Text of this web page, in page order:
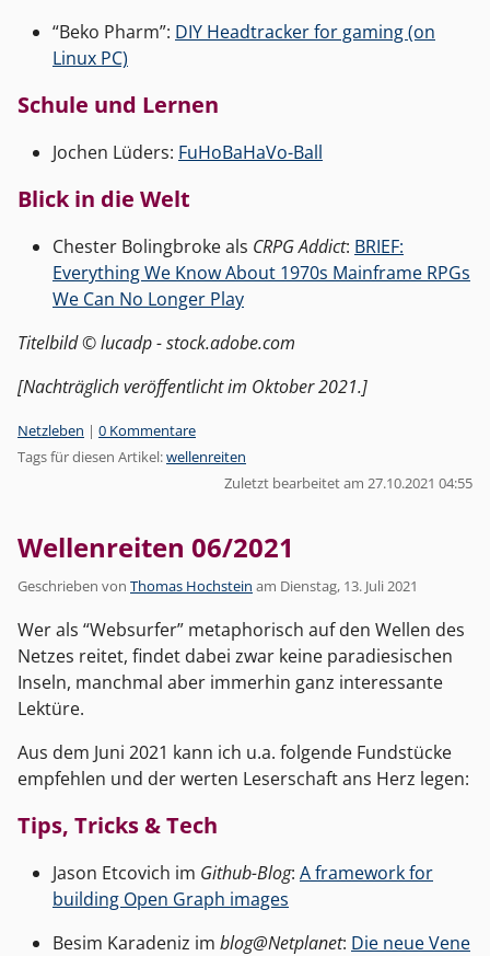
“Beko Pharm”: DIY Headtracker for gaming (on
Linux PC)
Schule und Lernen
Jochen Lüders: FuHoBaHaVo-Ball
Blick in die Welt
Chester Bolingbroke als CRPG Addict: BRIEF:
Everything We Know About 1970s Mainframe RPGs
We Can No Longer Play
Titelbild © lucadp - stock.adobe.com
[Nachträglich veröffentlicht im Oktober 2021.]
Kategorien:
Netzleben | 0 Kommentare
Tags für diesen Artikel:wellenreiten
Zuletzt bearbeitet am 27.10.2021 04:55
Wellenreiten 06/2021
Geschrieben von Thomas Hochstein am Dienstag, 13. Juli 2021
Wer als “Websurfer” metaphorisch auf den Wellen des
Netzes reitet, findet dabei zwar keine paradiesischen
Inseln, manchmal aber immerhin ganz interessante
Lektüre.
Aus dem Juni 2021 kann ich u.a. folgende Fundstücke
empfehlen und der werten Leserschaft ans Herz legen:
Tips, Tricks & Tech
Jason Etcovich im Github-Blog: A framework for
building Open Graph images
Besim Karadeniz im blog@Netplanet: Die neue Vene